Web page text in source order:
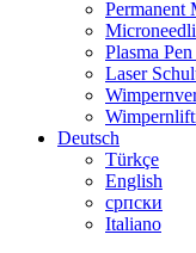
Permanent
Plasma
Laser
Deutsch
Türkçe
English
српски
Italiano